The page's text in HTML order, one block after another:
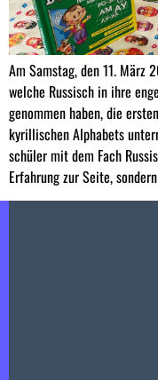
Am Samstag, den 11. März
welche Russisch in ihre
genommen haben, die
kyrillischen Alphabets
schüler mit dem Fach
Erfahrung zur Seite,